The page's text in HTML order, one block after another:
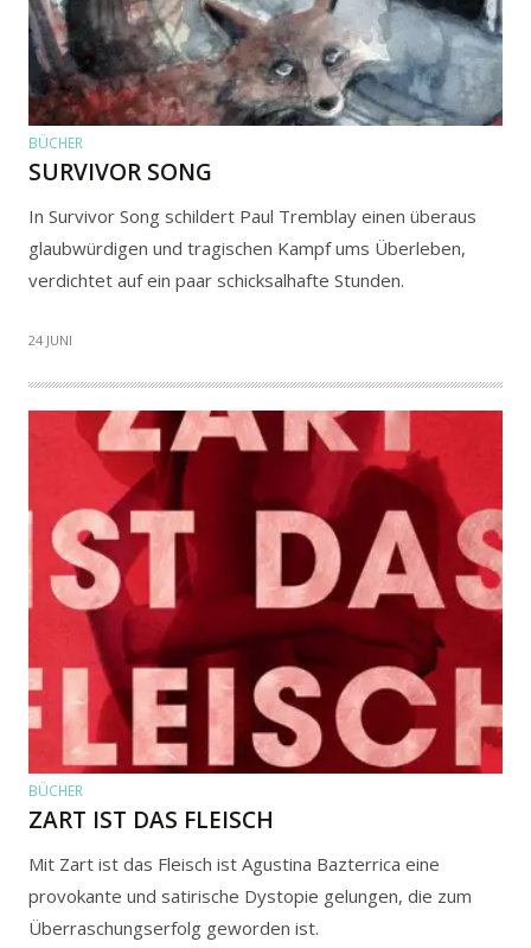
BÜCHER
SURVIVOR SONG
In Survivor Song schildert Paul Tremblay einen überaus
glaubwürdigen und tragischen Kampf ums Überleben,
verdichtet auf ein paar schicksalhafte Stunden.
24 JUNI
BÜCHER
ZART IST DAS FLEISCH
Mit Zart ist das Fleisch ist Agustina Bazterrica eine
provokante und satirische Dystopie gelungen, die zum
Überraschungserfolg geworden ist.